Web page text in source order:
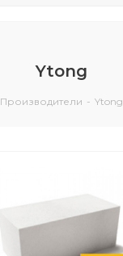
Ytong
Производители - Ytong